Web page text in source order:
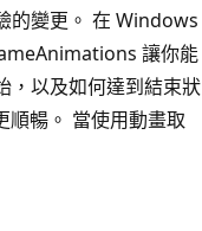
的變更。 在 Windows
讓你能
，以及如何達到結束狀
順暢。 當使用動畫取